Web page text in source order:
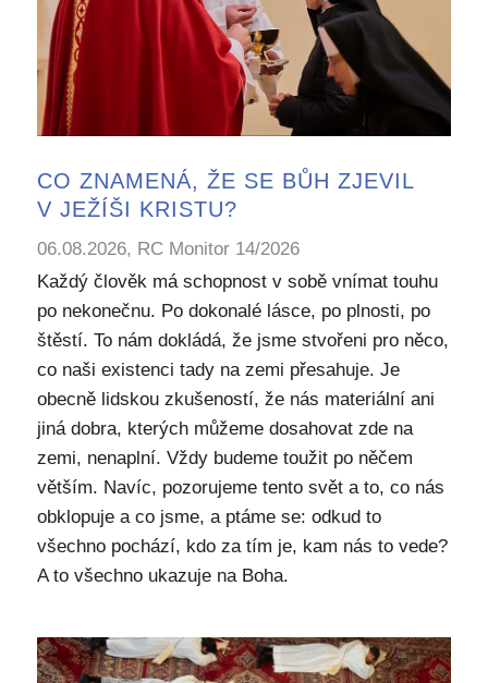
CO ZNAMENÁ, ŽE SE BŮH ZJEVIL
V JEŽÍŠI KRISTU?
06.08.2026, RC Monitor 14/2026
Každý člověk má schopnost v sobě vnímat touhu
po nekonečnu. Po dokonalé lásce, po plnosti, po
štěstí. To nám dokládá, že jsme stvořeni pro něco,
co naši existenci tady na zemi přesahuje. Je
obecně lidskou zkušeností, že nás materiální ani
jiná dobra, kterých můžeme dosahovat zde na
zemi, nenaplní. Vždy budeme toužit po něčem
větším. Navíc, pozorujeme tento svět a to, co nás
obklopuje a co jsme, a ptáme se: odkud to
všechno pochází, kdo za tím je, kam nás to vede?
A to všechno ukazuje na Boha.